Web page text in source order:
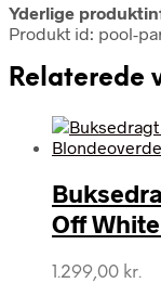
Yderlige
Produkt id: pool-
Relaterede
Off
1.299,00 kr.